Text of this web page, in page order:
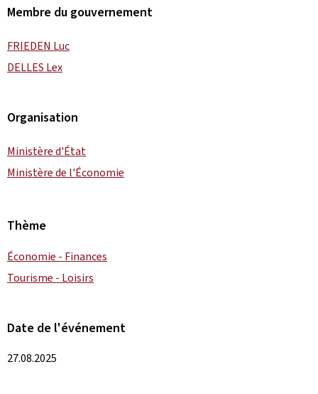
Membre du gouvernement
FRIEDEN Luc
DELLES Lex
Organisation
Ministère d'État
Ministère de l'Économie
Thème
Économie - Finances
Tourisme - Loisirs
Date de l'événement
27.08.2025